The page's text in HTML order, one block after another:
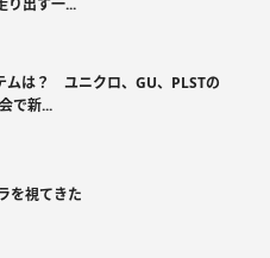
出す一...
ムは？ ユニクロ、GU、PLSTの
で新...
を視てきた